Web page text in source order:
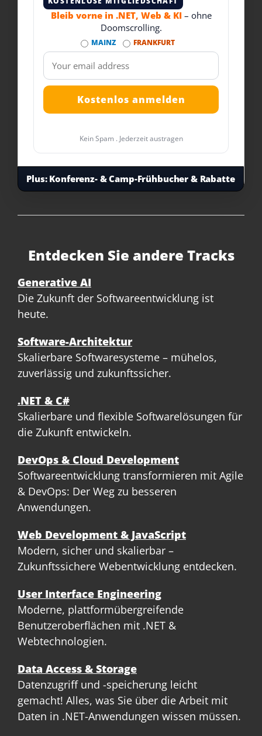
Bleib vorne in .NET, Web & KI – ohne
Doomscrolling.
MAINZ FRANKFURT
Kein Spam . Jederzeit austragen
Plus:Konferenz- & Camp-Frühbucher & Rabatte
Entdecken Sie andere Tracks
Generative AI
Die Zukunft der Softwareentwicklung ist
heute.
Software-Architektur
Skalierbare Softwaresysteme – mühelos,
zuverlässig und zukunftssicher.
.NET & C#
Skalierbare und flexible Softwarelösungen für
die Zukunft entwickeln.
DevOps & Cloud Development
Softwareentwicklung transformieren mit Agile
& DevOps: Der Weg zu besseren
Anwendungen.
Web Development & JavaScript
Modern, sicher und skalierbar –
Zukunftssichere Webentwicklung entdecken.
User Interface Engineering
Moderne, plattformübergreifende
Benutzeroberflächen mit .NET &
Webtechnologien.
Data Access & Storage
Datenzugriff und -speicherung leicht
gemacht! Alles, was Sie über die Arbeit mit
Daten in .NET-Anwendungen wissen müssen.